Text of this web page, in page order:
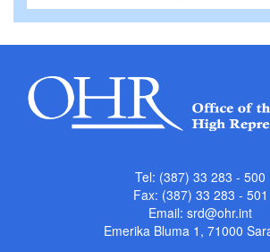
Tel: (387) 33 283 - 500
Fax: (387) 33 283 - 501
Email: srd@ohr.int
Emerika Bluma 1, 71000